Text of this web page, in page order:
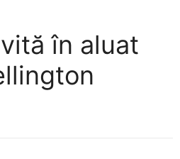
în aluat